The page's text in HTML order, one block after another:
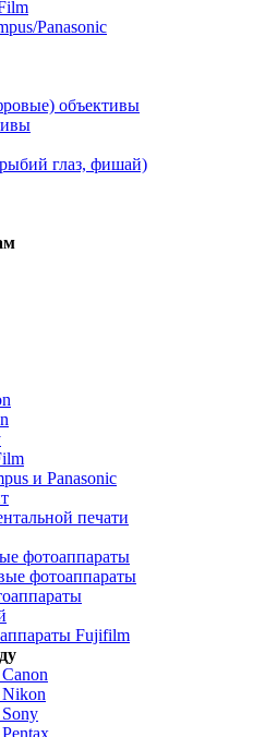
Panasonic
объективы
глаз, фишай)
и Panasonic
печати
фотоаппараты
фотоаппараты
Fujifilm